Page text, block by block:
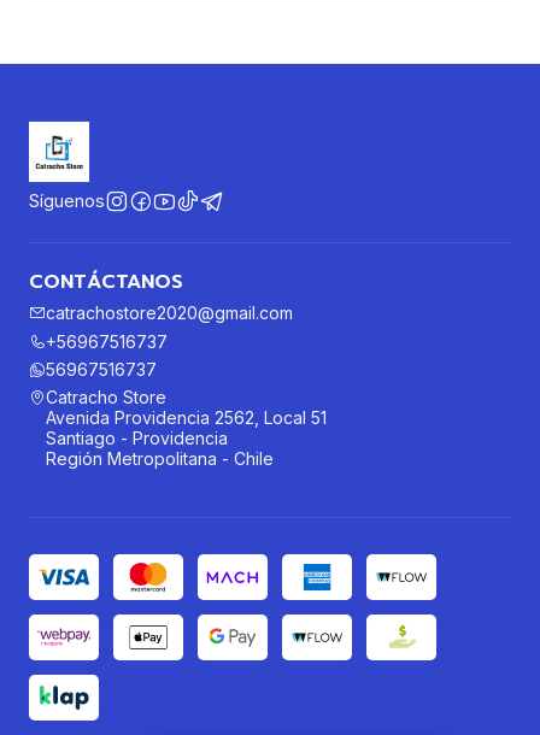
Síguenos
CONTÁCTANOS
catrachostore2020@gmail.com
+56967516737
56967516737
Catracho Store
Avenida Providencia 2562, Local 51
Santiago - Providencia
Región Metropolitana - Chile